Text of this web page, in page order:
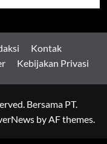
Kontak
Kebijakan Privasi
Bersama PT.
by AF themes.